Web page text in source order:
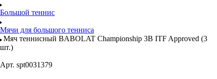
Большой теннис
Мячи для большого тенниса
Мяч теннисный BABOLAT Championship 3B ITF Approved (3
шт.)
Арт. spt0031379